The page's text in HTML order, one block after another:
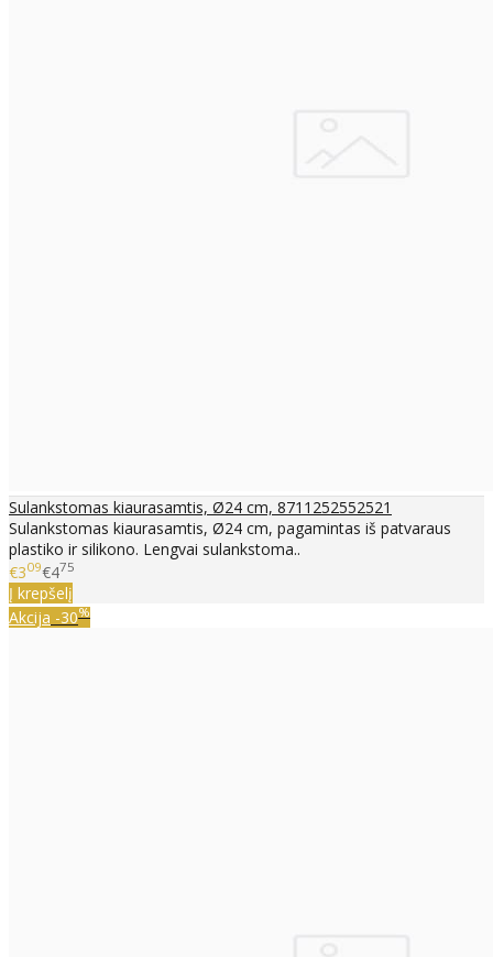
Sulankstomas kiaurasamtis, Ø24 cm, 8711252552521
Sulankstomas kiaurasamtis, Ø24 cm, pagamintas iš patvaraus
plastiko ir silikono. Lengvai sulankstoma..
€309€475
Į krepšelį
Akcija -30%